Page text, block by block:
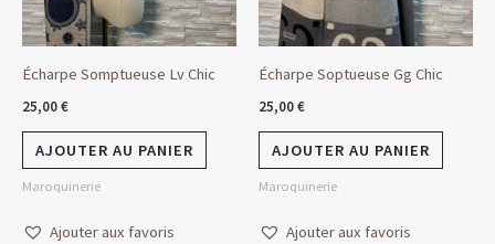
Écharpe Somptueuse Lv Chic
25,00€
AJOUTER AU PANIER
Maroquinerie
Ajouter aux favoris
Écharpe Soptueuse Gg Chic
25,00€
AJOUTER AU PANIER
Maroquinerie
Ajouter aux favoris